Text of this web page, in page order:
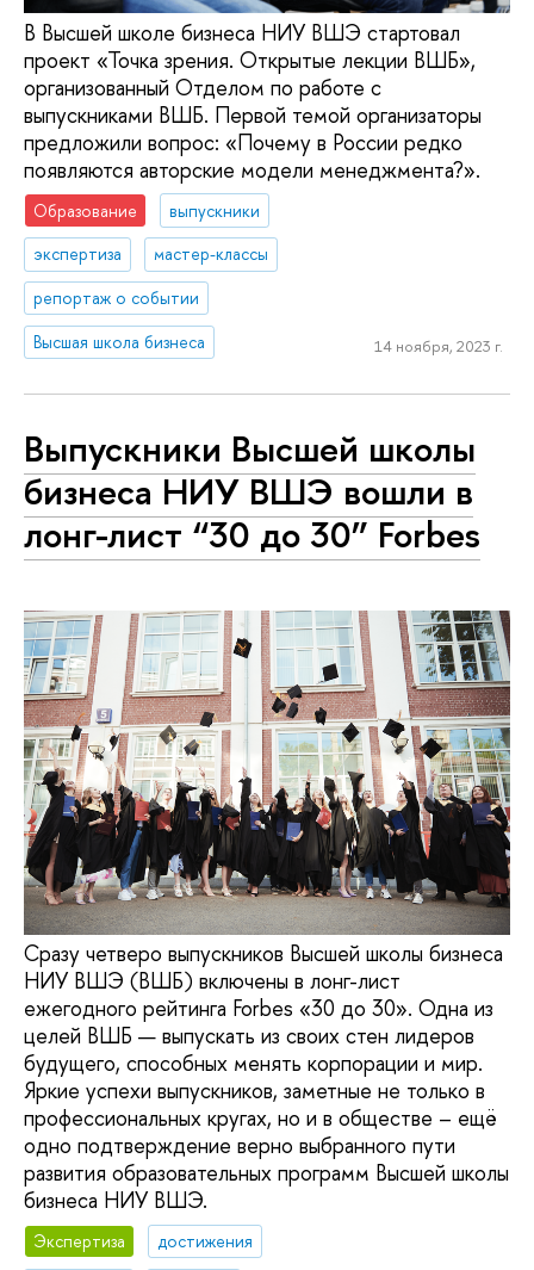
В Высшей школе бизнеса НИУ ВШЭ стартовал
проект «Точка зрения. Открытые лекции ВШБ»,
организованный Отделом по работе с
выпускниками ВШБ. Первой темой организаторы
предложили вопрос: «Почему в России редко
появляются авторские модели менеджмента?».
Образование
выпускники
экспертиза
мастер-классы
репортаж о событии
Высшая школа бизнеса
14 ноября, 2023 г.
Выпускники Высшей школы
бизнеса НИУ ВШЭ вошли в
лонг-лист “30 до 30” Forbes
Сразу четверо выпускников Высшей школы бизнеса
НИУ ВШЭ (ВШБ) включены в лонг-лист
ежегодного рейтинга Forbes «30 до 30». Одна из
целей ВШБ — выпускать из своих стен лидеров
будущего, способных менять корпорации и мир.
Яркие успехи выпускников, заметные не только в
профессиональных кругах, но и в обществе – ещё
одно подтверждение верно выбранного пути
развития образовательных программ Высшей школы
бизнеса НИУ ВШЭ.
Экспертиза
достижения